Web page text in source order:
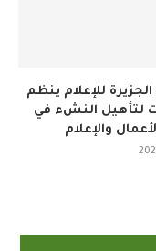
للإعلام ينظم
لتأهيل النشء في
والإعلام